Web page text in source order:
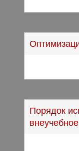
Порядок